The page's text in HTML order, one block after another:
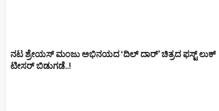
ನಟ ಶ್ರೇಯಸ್ ಮಂಜು ಅಭಿನಯದ ‘ದಿಲ್ ದಾರ್’ ಚಿತ್ರದ ಫಸ್ಟ್ ಲುಕ್
ಟೀಸರ್ ಬಿಡುಗಡೆ..!